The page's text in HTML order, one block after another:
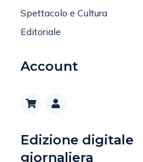
Spettacolo e Cultura
Editoriale
Account
Edizione digitale
giornaliera